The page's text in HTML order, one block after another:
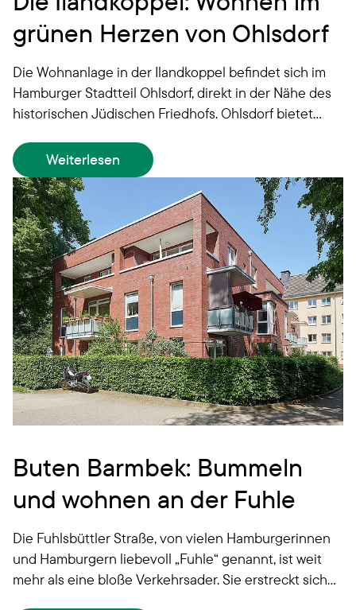
grünen Herzen von Ohlsdorf
Die Wohnanlage in der Ilandkoppel befindet sich im
Hamburger Stadtteil Ohlsdorf, direkt in der Nähe des
historischen Jüdischen Friedhofs. Ohlsdorf bietet
aus Natur und urbanem Leben.
Weiterlesen
Buten Barmbek: Bummeln
und wohnen an der Fuhle
Die Fuhlsbüttler Straße, von vielen Hamburgerinnen
und Hamburgern liebevoll „Fuhle“ genannt, ist weit
mehr als eine bloße Verkehrsader. Sie erstreckt sich